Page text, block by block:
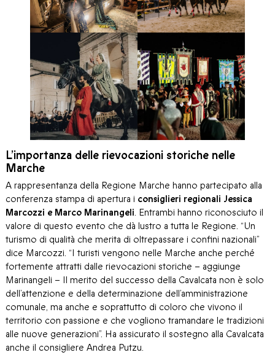
L’importanza delle rievocazioni storiche nelle
Marche
A rappresentanza della Regione Marche hanno partecipato alla
conferenza stampa di apertura i consiglieri regionali Jessica
Marcozzi e Marco Marinangeli. Entrambi hanno riconosciuto il
valore di questo evento che dà lustro a tutta le Regione. “Un
turismo di qualità che merita di oltrepassare i confini nazionali”
dice Marcozzi. “I turisti vengono nelle Marche anche perché
fortemente attratti dalle rievocazioni storiche – aggiunge
Marinangeli – Il merito del successo della Cavalcata non è solo
dell’attenzione e della determinazione dell’amministrazione
comunale, ma anche e soprattutto di coloro che vivono il
territorio con passione e che vogliono tramandare le tradizioni
alle nuove generazioni”. Ha assicurato il sostegno alla Cavalcata
anche il consigliere Andrea Putzu.